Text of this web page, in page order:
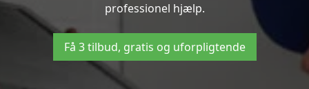
professionel hjælp.
Få 3 tilbud, gratis og uforpligtende